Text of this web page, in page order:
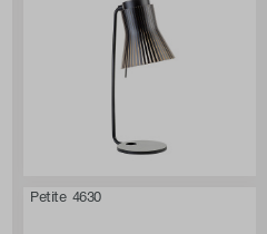
Petite 4630